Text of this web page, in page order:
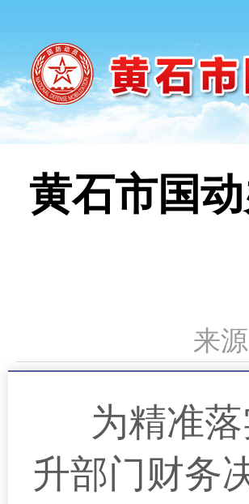
黄石市国
来
为精准落
升部门财务